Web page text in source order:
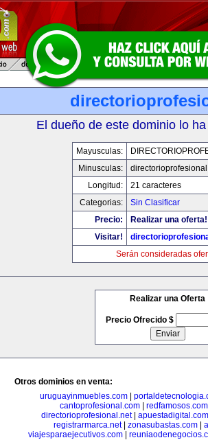
El dueño de este dominio lo
Mayusculas:
Minusculas:
Longitud:
21 caracteres
Categorias:
Sin Clasificar
Precio:
Realizar una oferta!
Visitar!
Serán consideradas
Realizar una Oferta
Precio Ofrecido $
Otros dominios en venta:
uruguayinmuebles.com|
cantoprofesional.com
redfamosos.com
directorioprofesional.net| apuestadigital.com
registrarmarca.net| zonasubastas.com|
viajesparaejecutivos.com|